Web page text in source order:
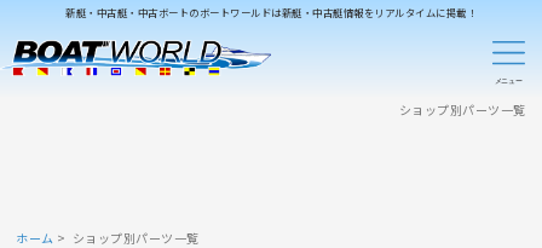
新艇・中古艇・中古ボートのボートワールドは新艇・中古艇情報をリアルタイムに掲載！
ショップ別パーツ一覧
ホーム ショップ別パーツ一覧